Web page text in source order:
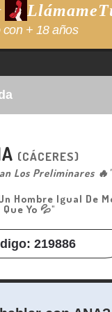
con + 18 años
(CÁCERES)
Los Preliminares
Hombre Igual De
Que Yo 💦"
219886